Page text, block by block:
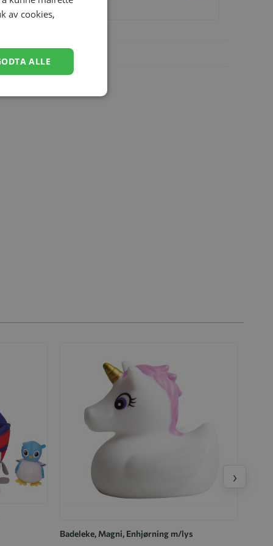
Badeleke, Magni, Enhjørning m/lys
›
av cookies,
ALLE